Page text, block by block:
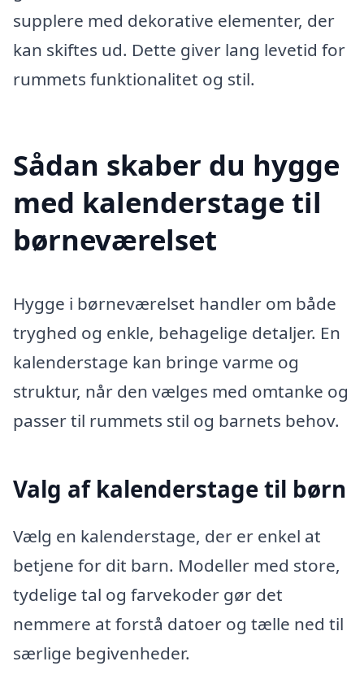
supplere med dekorative elementer, der
kan skiftes ud. Dette giver lang levetid for
rummets funktionalitet og stil.
Sådan skaber du hygge
med kalenderstage til
børneværelset
Hygge i børneværelset handler om både
tryghed og enkle, behagelige detaljer. En
kalenderstage kan bringe varme og
struktur, når den vælges med omtanke og
passer til rummets stil og barnets behov.
Valg af kalenderstage til børn
Vælg en kalenderstage, der er enkel at
betjene for dit barn. Modeller med store,
tydelige tal og farvekoder gør det
nemmere at forstå datoer og tælle ned til
særlige begivenheder.